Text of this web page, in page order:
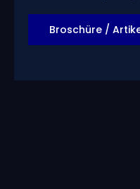
Broschüre /